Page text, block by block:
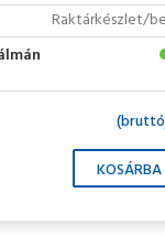
Raktárkészlet/